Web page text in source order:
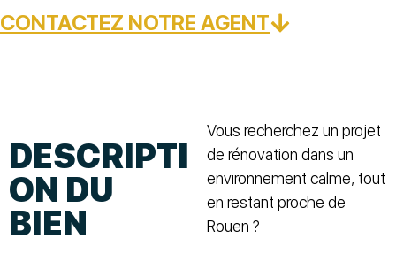
CONTACTEZ NOTRE AGENT
DESCRIPTI
ON DU
BIEN
Vous recherchez un projet
de rénovation dans un
environnement calme, tout
en restant proche de
Rouen ?